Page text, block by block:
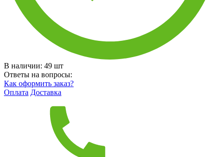
В наличии: 49 шт
Ответы на вопросы:
Как оформить заказ?
Оплата Доставка